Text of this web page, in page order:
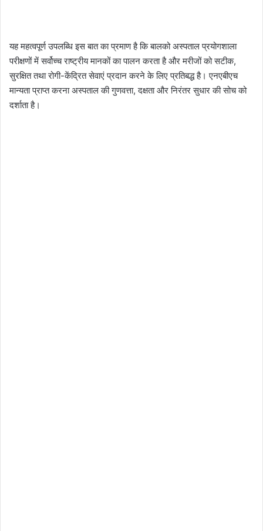
यह महत्वपूर्ण उपलब्धि इस बात का प्रमाण है कि बालको अस्पताल प्रयोगशाला
परीक्षणों में सर्वोच्च राष्ट्रीय मानकों का पालन करता है और मरीजों को सटीक,
सुरक्षित तथा रोगी-केंद्रित सेवाएं प्रदान करने के लिए प्रतिबद्ध है। एनएबीएच
मान्यता प्राप्त करना अस्पताल की गुणवत्ता, दक्षता और निरंतर सुधार की सोच को
दर्शाता है।